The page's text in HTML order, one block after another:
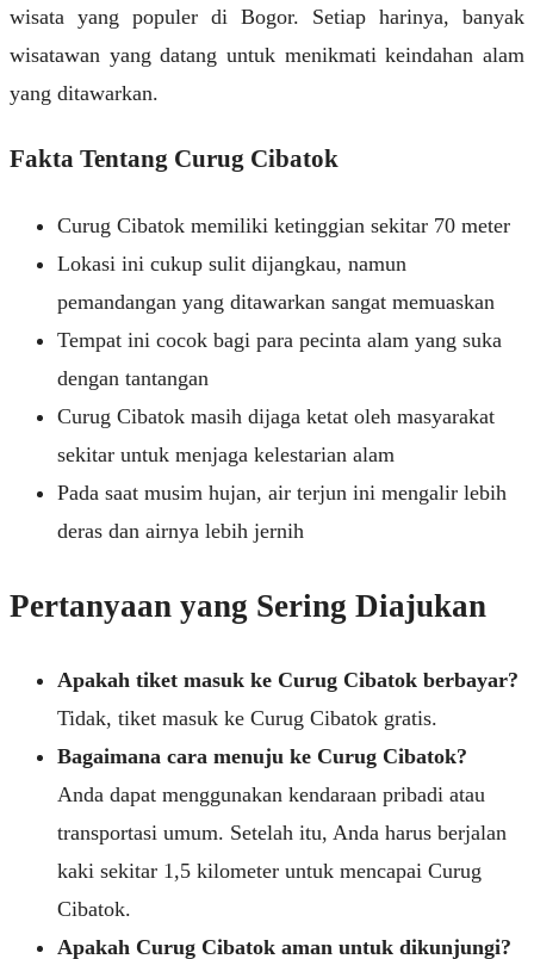
wisata yang populer di Bogor. Setiap harinya, banyak
wisatawan yang datang untuk menikmati keindahan alam
yang ditawarkan.
Fakta Tentang Curug Cibatok
Curug Cibatok memiliki ketinggian sekitar 70 meter
Lokasi ini cukup sulit dijangkau, namun
pemandangan yang ditawarkan sangat memuaskan
Tempat ini cocok bagi para pecinta alam yang suka
dengan tantangan
Curug Cibatok masih dijaga ketat oleh masyarakat
sekitar untuk menjaga kelestarian alam
Pada saat musim hujan, air terjun ini mengalir lebih
deras dan airnya lebih jernih
Pertanyaan yang Sering Diajukan
Apakah tiket masuk ke Curug Cibatok berbayar?
Tidak, tiket masuk ke Curug Cibatok gratis.
Bagaimana cara menuju ke Curug Cibatok?
Anda dapat menggunakan kendaraan pribadi atau
transportasi umum. Setelah itu, Anda harus berjalan
kaki sekitar 1,5 kilometer untuk mencapai Curug
Cibatok.
Apakah Curug Cibatok aman untuk dikunjungi?